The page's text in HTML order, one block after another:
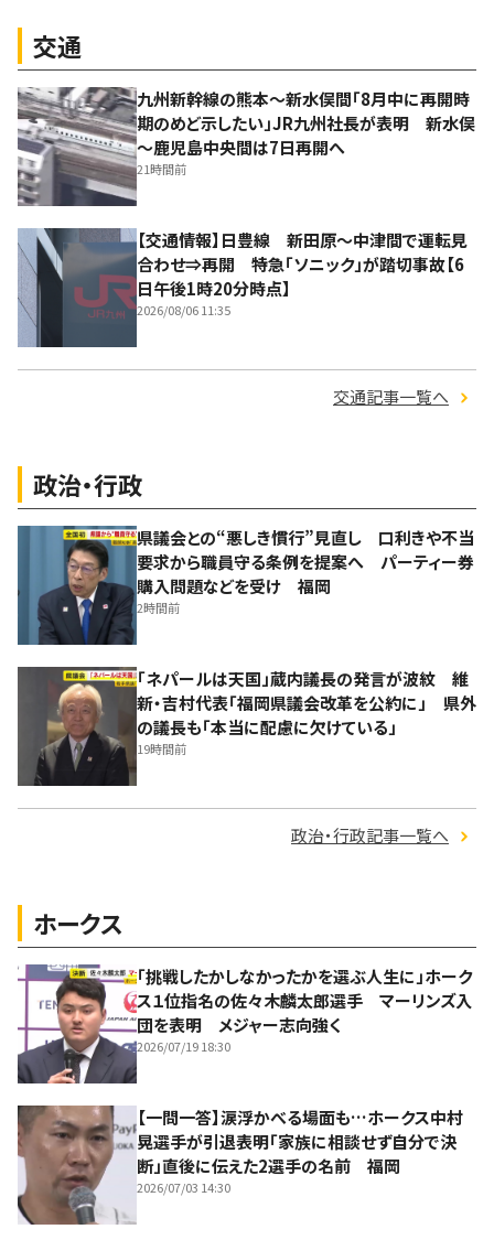
交通
九州新幹線の熊本～新水俣間「8月中に再開時
期のめど示したい」JR九州社長が表明 新水俣
～鹿児島中央間は7日再開へ
21時間前
【交通情報】日豊線 新田原～中津間で運転見
合わせ⇒再開 特急「ソニック」が踏切事故【6
日午後1時20分時点】
2026/08/06 11:35
交通記事一覧へ
政治・行政
県議会との“悪しき慣行”見直し 口利きや不当
要求から職員守る条例を提案へ パーティー券
購入問題などを受け 福岡
2時間前
「ネパールは天国」蔵内議長の発言が波紋 維
新・吉村代表「福岡県議会改革を公約に」 県外
の議長も「本当に配慮に欠けている」
19時間前
政治・行政記事一覧へ
ホークス
「挑戦したかしなかったかを選ぶ人生に」ホーク
ス１位指名の佐々木麟太郎選手 マーリンズ入
団を表明 メジャー志向強く
2026/07/19 18:30
【一問一答】涙浮かべる場面も…ホークス中村
晃選手が引退表明「家族に相談せず自分で決
断」直後に伝えた2選手の名前 福岡
2026/07/03 14:30